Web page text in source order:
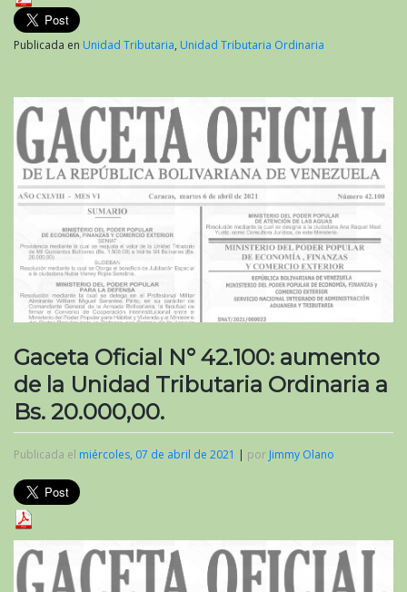
Publicada en Unidad Tributaria, Unidad Tributaria Ordinaria
Gaceta Oficial N° 42.100: aumento
de la Unidad Tributaria Ordinaria a
Bs. 20.000,00.
Publicada el miércoles, 07 de abril de 2021 | por Jimmy Olano